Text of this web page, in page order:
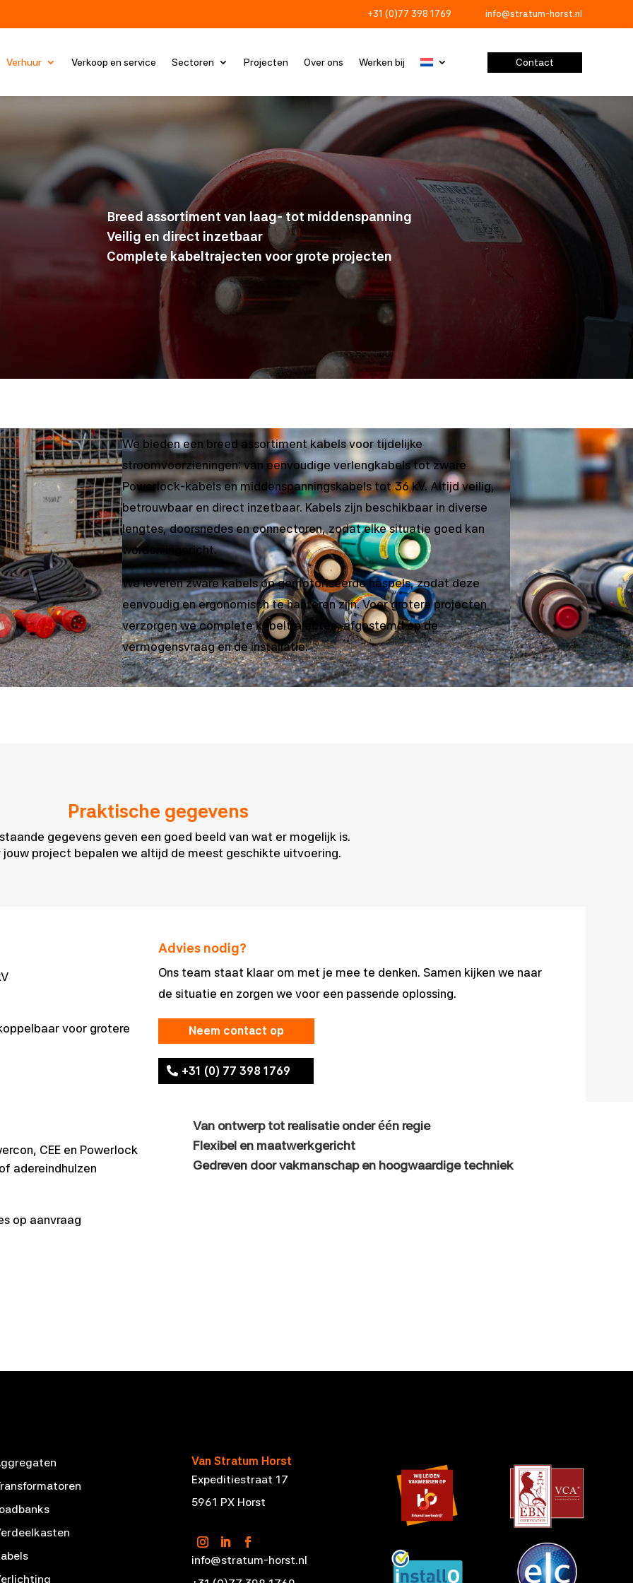
info@stratum-horst.nl
+31 (0)77 398 1769
Verhuur Verkoop en service Sectoren Projecten Over ons Werken bij Contact
Breed assortiment van laag- tot middenspanning
Veilig en direct inzetbaar
Complete kabeltrajecten voor grote projecten
5
We bieden een breed assortiment kabels voor tijdelijke
stroomvoorzieningen: van eenvoudige verlengkabels tot zware
Powerlock-kabels en middenspanningskabels tot 36 kV. Altijd veilig,
betrouwbaar en direct inzetbaar. Kabels zijn beschikbaar in diverse
lengtes, doorsnedes en connectoren, zodat elke situatie goed kan
worden ingericht.
We leveren zware kabels op gemotoriseerde haspels, zodat deze
eenvoudig en ergonomisch te hanteren zijn. Voor grotere projecten
verzorgen we complete kabeltrajecten, afgestemd op de
vermogensvraag en de installatie.
Praktische gegevens
gegevens geven een goed beeld van wat er mogelijk is.
jouw project bepalen we altijd de meest geschikte uitvoering.
voor grotere
CEE en Powerlock
adereindhulzen
op aanvraag
Advies nodig?
Ons team staat klaar om met je mee te denken. Samen kijken we naar
de situatie en zorgen we voor een passende oplossing.
Neem contact op
+31 (0) 77 398 1769
Van ontwerp tot realisatie onder één regie
Flexibel en maatwerkgericht
Gedreven door vakmanschap en hoogwaardige techniek
Van Stratum Horst
Expeditiestraat 17
5961 PX Horst
info@stratum-horst.nl